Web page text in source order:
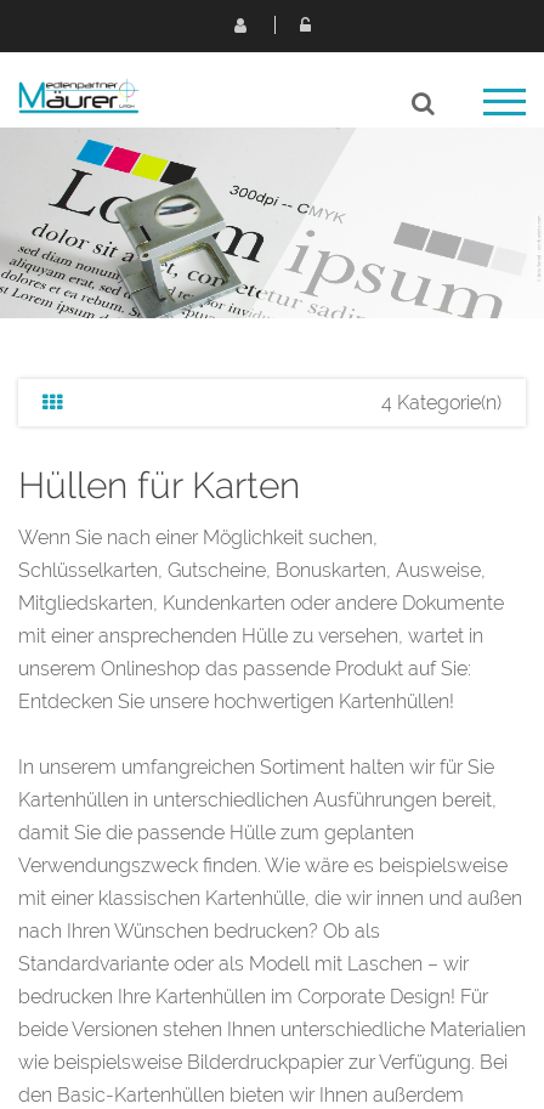
4 Kategorie(n)
Hüllen für Karten
Wenn Sie nach einer Möglichkeit suchen,
Schlüsselkarten, Gutscheine, Bonuskarten, Ausweise,
Mitgliedskarten, Kundenkarten oder andere Dokumente
mit einer ansprechenden Hülle zu versehen, wartet in
unserem Onlineshop das passende Produkt auf Sie:
Entdecken Sie unsere hochwertigen Kartenhüllen!
In unserem umfangreichen Sortiment halten wir für Sie
Kartenhüllen in unterschiedlichen Ausführungen bereit,
damit Sie die passende Hülle zum geplanten
Verwendungszweck finden. Wie wäre es beispielsweise
mit einer klassischen Kartenhülle, die wir innen und außen
nach Ihren Wünschen bedrucken? Ob als
Standardvariante oder als Modell mit Laschen – wir
bedrucken Ihre Kartenhüllen im Corporate Design! Für
beide Versionen stehen Ihnen unterschiedliche Materialien
wie beispielsweise Bilderdruckpapier zur Verfügung. Bei
den Basic-Kartenhüllen bieten wir Ihnen außerdem